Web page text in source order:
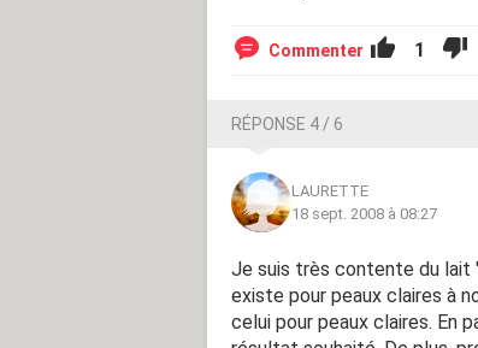
Commenter 1
RÉPONSE 4 / 6
LAURETTE
18 sept. 2008 à 08:27
Je suis très contente du lait
existe pour peaux claires à
celui pour peaux claires. En